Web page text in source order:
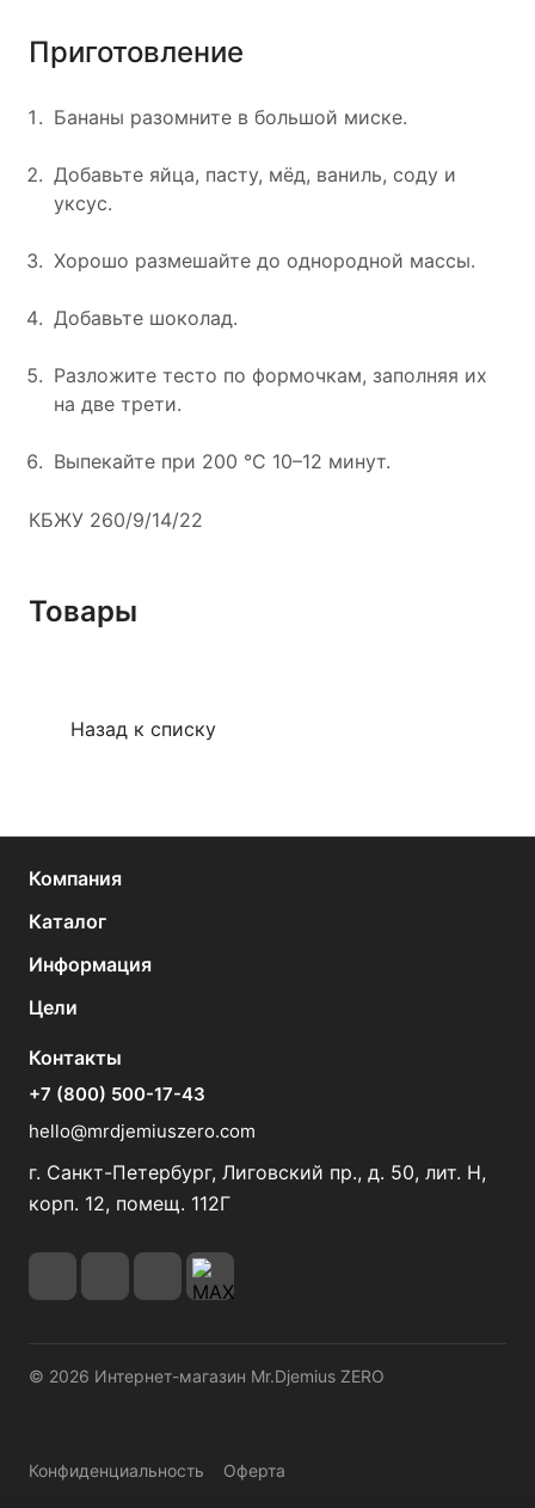
Приготовление
Бананы разомните в большой миске.
Добавьте яйца, пасту, мёд, ваниль, соду и
уксус.
Хорошо размешайте до однородной массы.
Добавьте шоколад.
Разложите тесто по формочкам, заполняя их
на две трети.
Выпекайте при 200 °C 10–12 минут.
КБЖУ 260/9/14/22
Товары
Назад к списку
Компания
Каталог
Информация
Цели
Контакты
+7 (800) 500-17-43
hello@mrdjemiuszero.com
г. Санкт-Петербург, Лиговский пр., д. 50, лит. Н,
корп. 12, помещ. 112Г
© 2026 Интернет-магазин Mr.Djemius ZERO
Конфиденциальность Оферта